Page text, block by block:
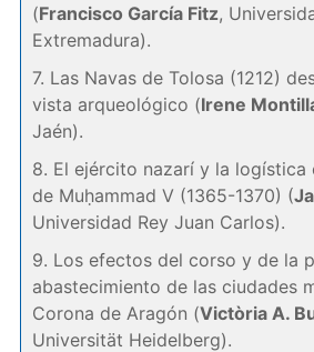
(Francisco García Fitz,
Extremadura).
7. Las Navas de Tolosa (1212)
vista arqueológico (Irene
Jaén).
8. El ejército nazarí y la logística
de Muḥammad V (1365-1370) (
Universidad Rey Juan Carlos).
9. Los efectos del corso y de la
abastecimiento de las ciudades
Corona de Aragón (Victòria A.
Universität Heidelberg).